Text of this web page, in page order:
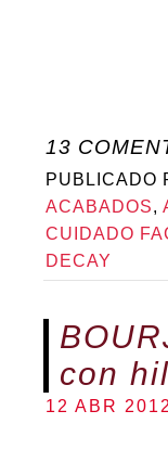
13
PUBLICADO
ACABADOS,
CUIDADO
DECAY
con
12 ABR 2012